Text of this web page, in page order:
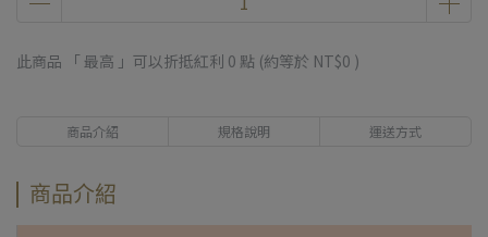
此商品 「 最高 」可以折抵紅利 0 點 (約等於 NT$0 )
商品介紹 規格說明 運送方式
商品介紹